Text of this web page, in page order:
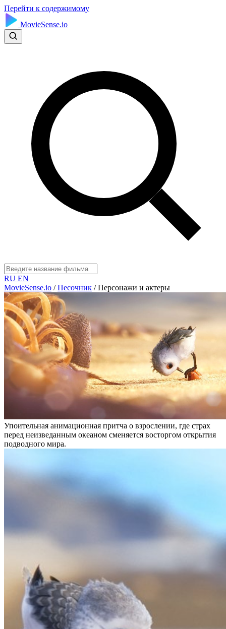
Перейти к содержимому
MovieSense.io
RU EN
MovieSense.io / Песочник / Персонажи и актеры
Упоительная анимационная притча о взрослении, где страх
перед неизведанным океаном сменяется восторгом открытия
подводного мира.